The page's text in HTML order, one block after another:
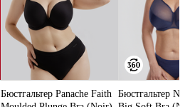
Бюстгальтер Panache Faith
Бюстгальтер